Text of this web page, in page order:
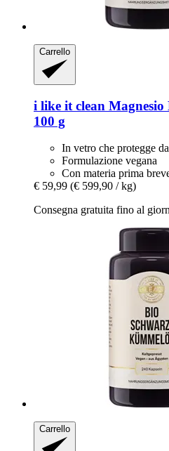
Carrello
i like it clean Magnesio
100 g
In vetro che protegge
Formulazione vegana
Con materia prima
€ 59,99 (€ 599,90 / kg)
Consegna gratuita fino al
Carrello